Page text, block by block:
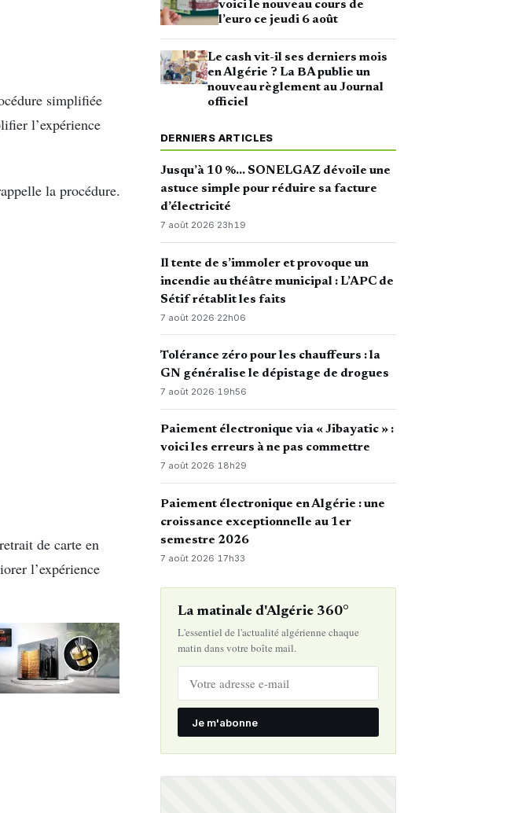
simplifiée
l’expérience
la procédure.
de carte en
l’expérience
voici le nouveau cours de
l’euro ce jeudi 6 août
Le cash vit-il ses derniers mois
en Algérie ? La BA publie un
nouveau règlement au Journal
officiel
DERNIERS ARTICLES
Jusqu’à 10 %… SONELGAZ dévoile une
astuce simple pour réduire sa facture
d’électricité
7 août 2026·23h19
Il tente de s’immoler et provoque un
incendie au théâtre municipal : L’APC de
Sétif rétablit les faits
7 août 2026·22h06
Tolérance zéro pour les chauffeurs : la
GN généralise le dépistage de drogues
7 août 2026·19h56
Paiement électronique via « Jibayatic » :
voici les erreurs à ne pas commettre
7 août 2026·18h29
Paiement électronique en Algérie : une
croissance exceptionnelle au 1er
semestre 2026
7 août 2026· 17h33
La matinale d'Algérie 360°
L'essentiel de l'actualité algérienne chaque
matin dans votre boîte mail.
Je m'abonne